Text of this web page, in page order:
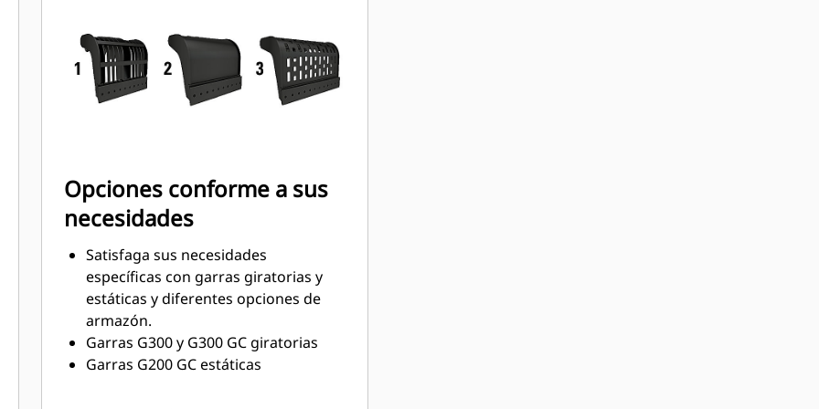
recipientes y ángulos de 90°.
Acceda fácilmente a las piezas
internas mediante los grandes
paneles de mantenimiento.
intervalos de servicio más
prolongados.
Opciones conforme a sus
necesidades
Satisfaga sus necesidades
específicas con garras giratorias y
estáticas y diferentes opciones de
armazón.
Garras G300 y G300 GC giratorias
Garras G200 GC estáticas